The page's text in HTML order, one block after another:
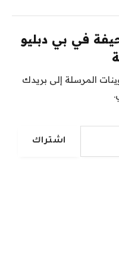
في بي دبليو
المرسلة إلى بريدك
اشتراك